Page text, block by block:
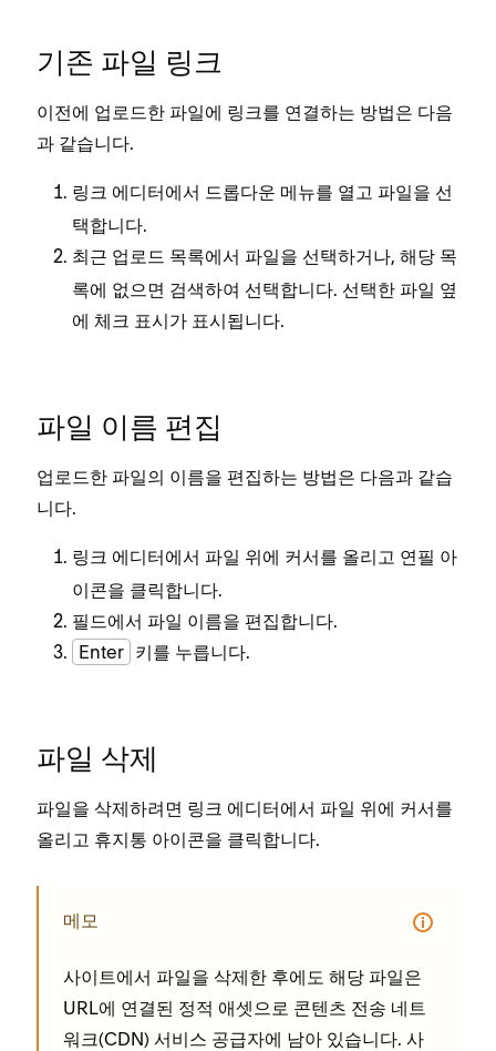
기존 파일 링크
이전에 업로드한 파일에 링크를 연결하는 방법은 다음
과 같습니다.
링크 에디터에서 드롭다운 메뉴를 열고 파일을 선
택합니다.
최근 업로드 목록에서 파일을 선택하거나, 해당 목
록에 없으면 검색하여 선택합니다. 선택한 파일 옆
에 체크 표시가 표시됩니다.
파일 이름 편집
업로드한 파일의 이름을 편집하는 방법은 다음과 같습
니다.
링크 에디터에서 파일 위에 커서를 올리고 연필 아
이콘을 클릭합니다.
필드에서 파일 이름을 편집합니다.
Enter 키를 누릅니다.
파일 삭제
파일을 삭제하려면 링크 에디터에서 파일 위에 커서를
올리고 휴지통 아이콘을 클릭합니다.
메모
사이트에서 파일을 삭제한 후에도 해당 파일은
URL에 연결된 정적 애셋으로 콘텐츠 전송 네트
워크(CDN) 서비스 공급자에 남아 있습니다. 사